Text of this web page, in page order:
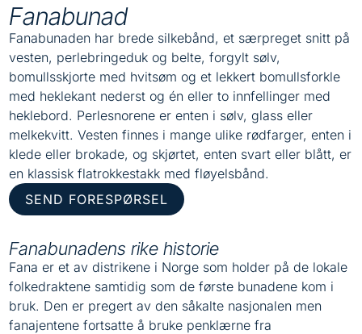
Fanabunad
Fanabunaden har brede silkebånd, et særpreget snitt på
vesten, perlebringeduk og belte, forgylt sølv,
bomullsskjorte med hvitsøm og et lekkert bomullsforkle
med heklekant nederst og én eller to innfellinger med
heklebord. Perlesnorene er enten i sølv, glass eller
melkekvitt. Vesten finnes i mange ulike rødfarger, enten i
klede eller brokade, og skjørtet, enten svart eller blått, er
en klassisk flatrokkestakk med fløyelsbånd.
SEND FORESPØRSEL
Fanabunadens rike historie
Fana er et av distrikene i Norge som holder på de lokale
folkedraktene samtidig som de første bunadene kom i
bruk. Den er pregert av den såkalte nasjonalen men
fanajentene fortsatte å bruke penklærne fra